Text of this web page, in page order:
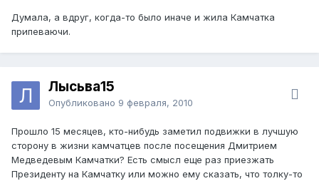
Думала, а вдруг, когда-то было иначе и жила Камчатка
припеваючи.
Лысьва15
Опубликовано 9 февраля, 2010
Прошло 15 месяцев, кто-нибудь заметил подвижки в лучшую
сторону в жизни камчатцев после посещения Дмитрием
Медведевым Камчатки? Есть смысл еще раз приезжать
Президенту на Камчатку или можно ему сказать, что толку-то